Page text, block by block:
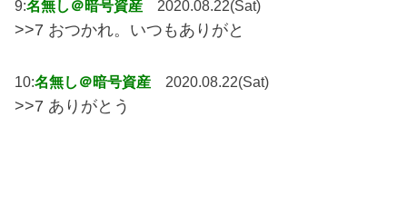
9:名無し＠暗号資産 2020.08.22(Sat)
>>7 おつかれ。いつもありがと
10:名無し＠暗号資産 2020.08.22(Sat)
>>7 ありがとう